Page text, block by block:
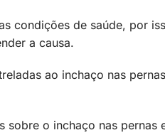
condições de saúde, por
a causa.
ao inchaço nas
sobre o inchaço nas